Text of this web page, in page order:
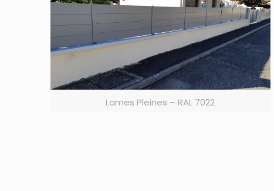
Lames Pleines – RAL 7022